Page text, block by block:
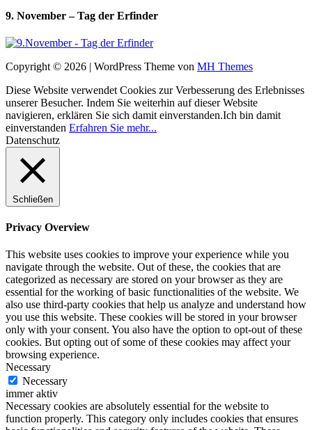
9. November – Tag der Erfinder
Copyright © 2026 | WordPress Theme von MH Themes
Diese Website verwendet Cookies zur Verbesserung des Erlebnisses
unserer Besucher. Indem Sie weiterhin auf dieser Website
navigieren, erklären Sie sich damit einverstanden.Ich bin damit
einverstanden Erfahren Sie mehr...
Datenschutz
Schließen
Privacy Overview
This website uses cookies to improve your experience while you
navigate through the website. Out of these, the cookies that are
categorized as necessary are stored on your browser as they are
essential for the working of basic functionalities of the website. We
also use third-party cookies that help us analyze and understand how
you use this website. These cookies will be stored in your browser
only with your consent. You also have the option to opt-out of these
cookies. But opting out of some of these cookies may affect your
browsing experience.
Necessary
Necessary
immer aktiv
Necessary cookies are absolutely essential for the website to
function properly. This category only includes cookies that ensures